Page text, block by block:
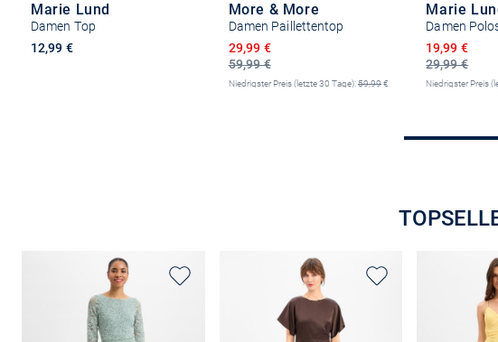
Marie Lund
Damen Top
12,99 €
More & More
Damen Paillettentop
59,99 €
Ermäßigter Preis
29,99 €
Niedrigster Preis (letzte 30 Tage):59,99€
Marie
Damen
29,99 €
Ermäßigter
19,99 €
Niedrigster Preis